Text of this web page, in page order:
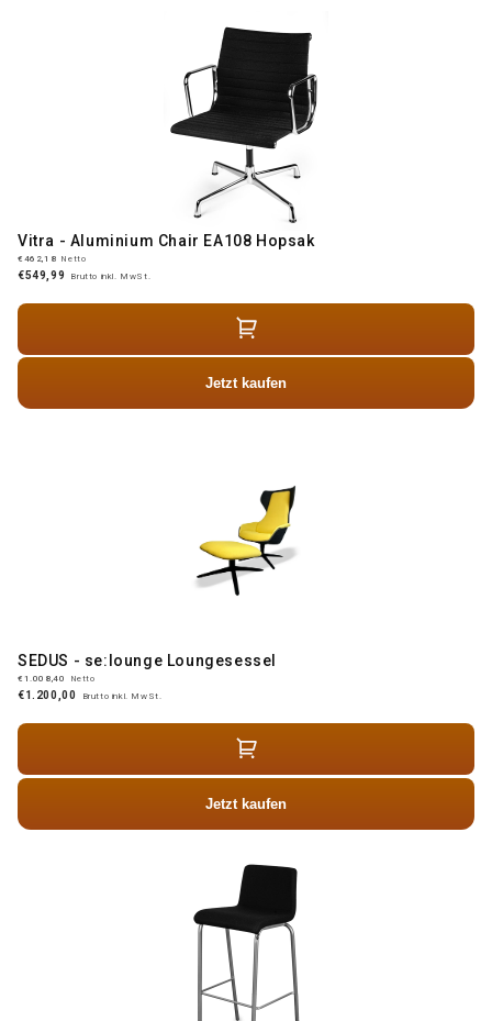
Vitra - Aluminium Chair EA108 Hopsak
€462,18 Netto
€549,99 Brutto inkl. MwSt.
Jetzt kaufen
SEDUS - se:lounge Loungesessel
€1.008,40 Netto
€1.200,00 Brutto inkl. MwSt.
Jetzt kaufen